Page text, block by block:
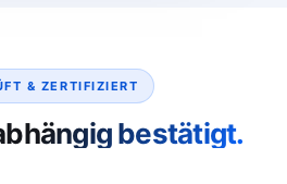
& ZERTIFIZIERT
bestätigt.